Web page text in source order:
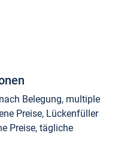
Belegung, multiple
Preise, Lückenfüller
Preise, tägliche